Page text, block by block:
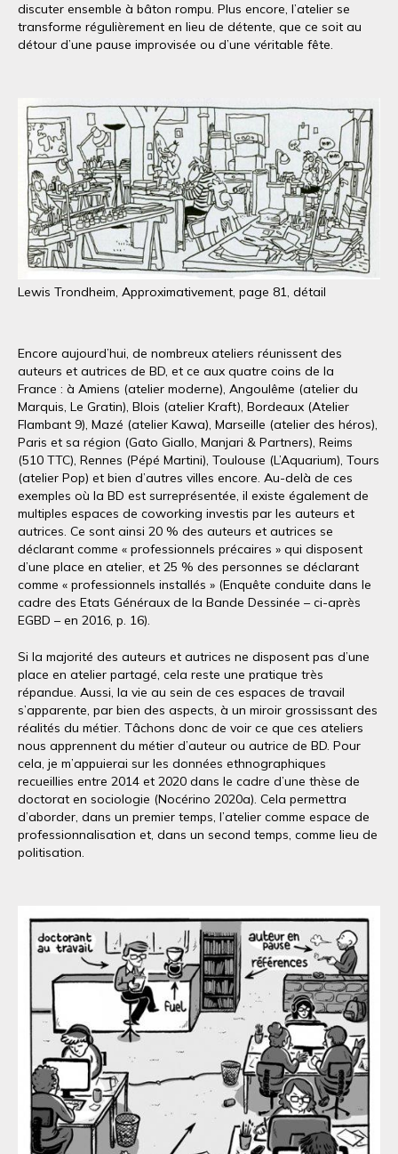
discuter ensemble à bâton rompu. Plus encore, l’atelier se
transforme régulièrement en lieu de détente, que ce soit au
détour d’une pause improvisée ou d’une véritable fête.
Lewis Trondheim, Approximativement, page 81, détail
Encore aujourd’hui, de nombreux ateliers réunissent des
auteurs et autrices de BD, et ce aux quatre coins de la
France : à Amiens (atelier moderne), Angoulême (atelier du
Marquis, Le Gratin), Blois (atelier Kraft), Bordeaux (Atelier
Flambant 9), Mazé (atelier Kawa), Marseille (atelier des héros),
Paris et sa région (Gato Giallo, Manjari & Partners), Reims
(510 TTC), Rennes (Pépé Martini), Toulouse (L’Aquarium), Tours
(atelier Pop) et bien d’autres villes encore. Au-delà de ces
exemples où la BD est surreprésentée, il existe également de
multiples espaces de coworking investis par les auteurs et
autrices. Ce sont ainsi 20 % des auteurs et autrices se
déclarant comme « professionnels précaires » qui disposent
d’une place en atelier, et 25 % des personnes se déclarant
comme « professionnels installés » (Enquête conduite dans le
cadre des Etats Généraux de la Bande Dessinée – ci-après
EGBD – en 2016, p. 16).
Si la majorité des auteurs et autrices ne disposent pas d’une
place en atelier partagé, cela reste une pratique très
répandue. Aussi, la vie au sein de ces espaces de travail
s’apparente, par bien des aspects, à un miroir grossissant des
réalités du métier. Tâchons donc de voir ce que ces ateliers
nous apprennent du métier d’auteur ou autrice de BD. Pour
cela, je m’appuierai sur les données ethnographiques
recueillies entre 2014 et 2020 dans le cadre d’une thèse de
doctorat en sociologie (Nocérino 2020a). Cela permettra
d’aborder, dans un premier temps, l’atelier comme espace de
professionnalisation et, dans un second temps, comme lieu de
politisation.